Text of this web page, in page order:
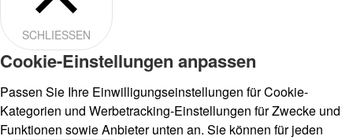
SCHLIESSEN
Cookie-Einstellungen anpassen
Passen Sie Ihre Einwilligungseinstellungen für Cookie-
Kategorien und Werbetracking-Einstellungen für Zwecke und
Funktionen sowie Anbieter unten an. Sie können für jeden